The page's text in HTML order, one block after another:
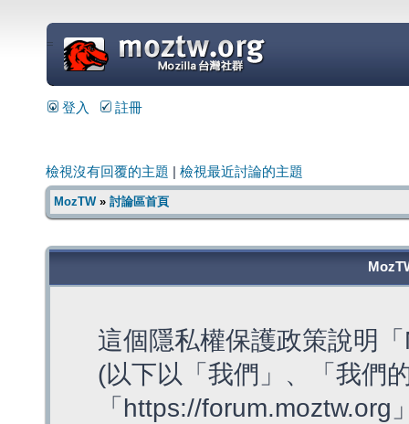
=
登入 註冊
檢視沒有回覆的主題 檢視最近討論的主題
MozTW» 討論區首頁
這個隱私權保護政策說明
(以下以「我們」、「我們
「https://